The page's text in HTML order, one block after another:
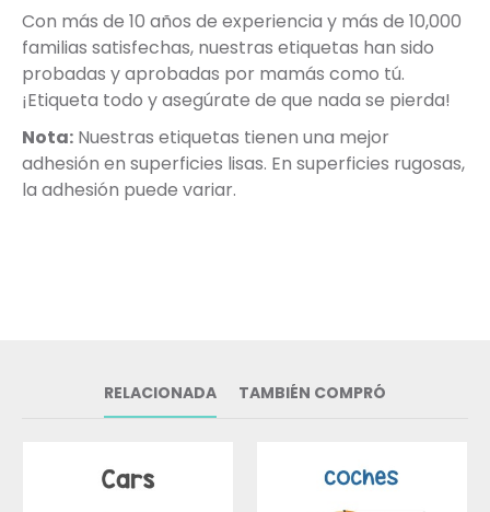
Con más de 10 años de experiencia y más de 10,000
familias satisfechas, nuestras etiquetas han sido
probadas y aprobadas por mamás como tú.
¡Etiqueta todo y asegúrate de que nada se pierda!
Nota: Nuestras etiquetas tienen una mejor
adhesión en superficies lisas. En superficies rugosas,
la adhesión puede variar.
RELACIONADA TAMBIÉN COMPRÓ